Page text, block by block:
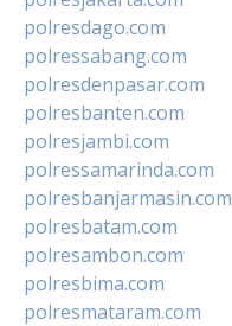
polresdago.com
polressabang.com
polresdenpasar.com
polresbanten.com
polresjambi.com
polressamarinda.com
polresbanjarmasin.com
polresbatam.com
polresambon.com
polresbima.com
polresmataram.com